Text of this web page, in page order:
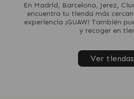
En Madrid, Barcelona, Jerez,
encuentra tu tienda más
experiencia ¡GUAW! También
y recoger en
Ver tiendas